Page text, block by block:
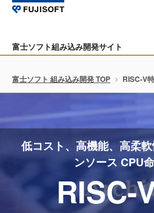
富士ソフト組み込み開発サイト
富士ソフト 組み込み開発 TOP RISC-V
低コスト、高機能、高柔
ンソース CPU
RISC-